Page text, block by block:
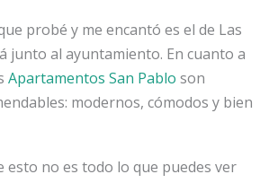
probé y me encantó es el de Las
junto al ayuntamiento. En cuanto a
Apartamentos San Pablo son
modernos, cómodos y bien
esto no es todo lo que puedes ver